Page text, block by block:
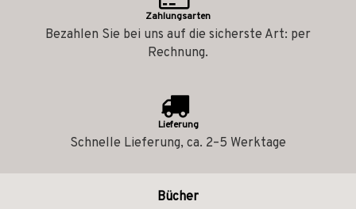
Zahlungsarten
Bezahlen Sie bei uns auf die sicherste Art: per
Rechnung.
Lieferung
Schnelle Lieferung, ca. 2–5 Werktage
Bücher